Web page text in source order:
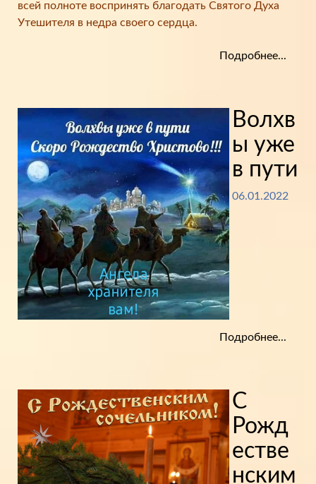
всей полноте воспринять благодать Святого Духа
Утешителя в недра своего сердца.
Подробнее...
Волхв
ы уже
в пути
06.01.2022
Подробнее...
С
Рожд
естве
нским